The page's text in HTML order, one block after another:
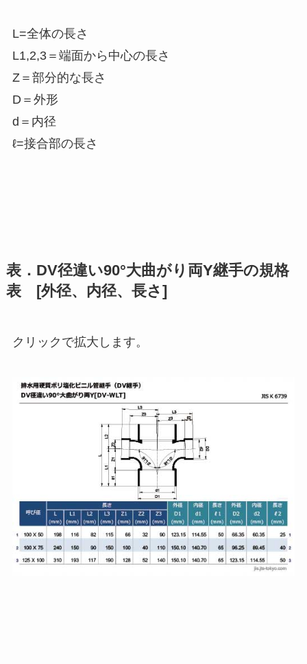
L=全体の長さ
L1,2,3＝端面から中心の長さ
Z＝部分的な長さ
D＝外形
d＝内径
ℓ=接合部の長さ
表．DV径違い90°大曲がり両Y継手の規格
表 [外径、内径、長さ]
クリックで拡大します。